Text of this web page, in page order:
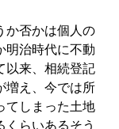
か否かは個人の
明治時代に不動
以来、相続登記
増え、今では所
てしまった土地
くらいあるそう